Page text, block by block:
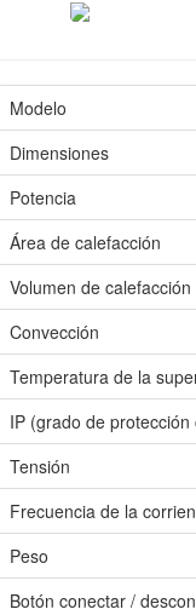
Modelo
Dimensiones
Potencia
Área de calefacción
Volumen de calefacción
Convección
Temperatura de la
IP (grado de
Tensión
Frecuencia de la
Peso
Botón conectar /